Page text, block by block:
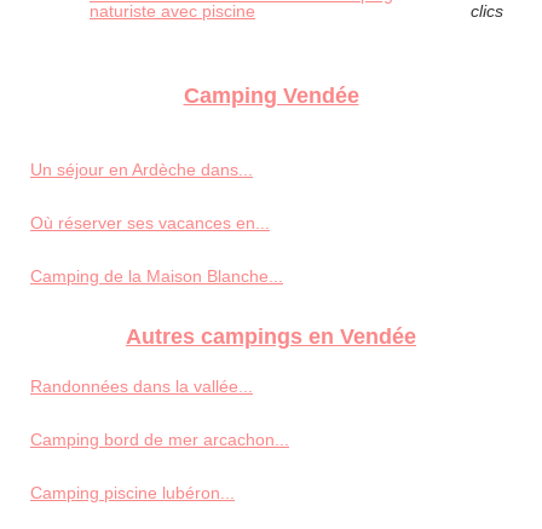
naturiste avec piscine
clics
Camping Vendée
Un séjour en Ardèche dans...
Où réserver ses vacances en...
Camping de la Maison Blanche...
Autres campings en Vendée
Randonnées dans la vallée...
Camping bord de mer arcachon...
Camping piscine lubéron...